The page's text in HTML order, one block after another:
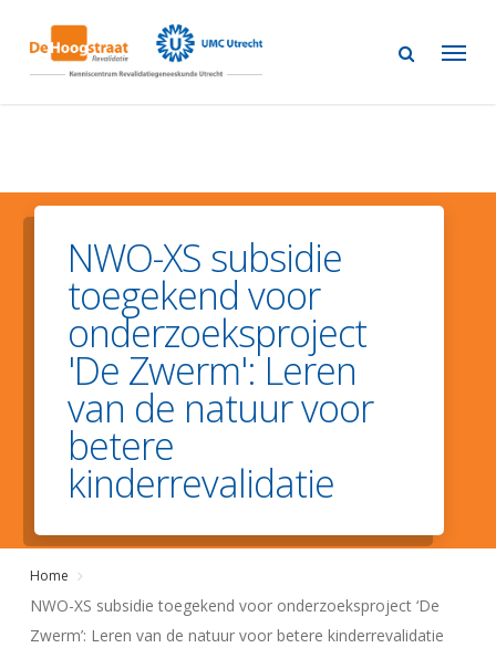
main
NWO-XS subsidie
toegekend voor
onderzoeksproject
'De Zwerm': Leren
van de natuur voor
betere
kinderrevalidatie
Home
NWO-XS subsidie toegekend voor onderzoeksproject ‘De
Zwerm’: Leren van de natuur voor betere kinderrevalidatie